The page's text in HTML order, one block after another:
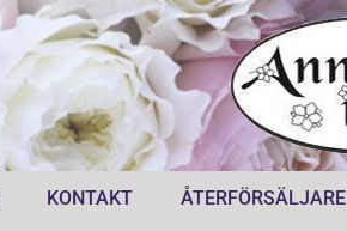
KONTAKT ÅTERFÖRSÄLJARE